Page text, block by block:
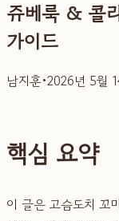
쥬베룩 & 콜
가이드
남지훈•2026년 5월
핵심 요약
이 글은 고슴도치 꼬